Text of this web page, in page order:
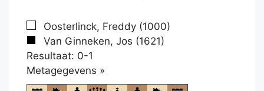
Oosterlinck, Freddy (1000)
Van Ginneken, Jos (1621)
Resultaat: 0-1
Metagegevens »
om